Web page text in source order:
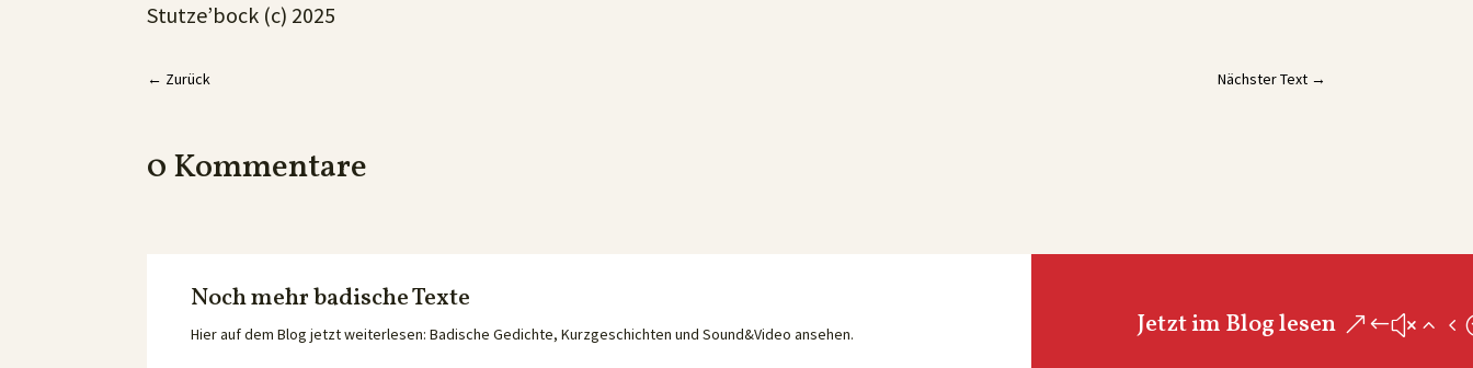
Stutze’bock (c) 2025
← Zurück Nächster Text→
0 Kommentare
Noch mehr badische Texte
Hier auf dem Blog jetzt weiterlesen: Badische Gedichte, Kurzgeschichten und Sound&Video ansehen. Jetzt im Blog lesen